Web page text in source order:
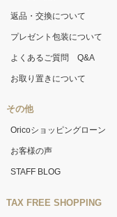
返品・交換について
プレゼント包装について
よくあるご質問 Q&A
お取り置きについて
その他
Oricoショッピングローン
お客様の声
STAFF BLOG
TAX FREE SHOPPING